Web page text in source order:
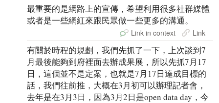
最重要的是網路上的宣傳，希望利用很多社群媒體
或者是一些網紅來跟民眾做一些更多的溝通。
Link in context Link
有關於時程的規劃，我們先抓了一下，上次談到7
月最後能夠到府裡面去辦成果展，所以先抓7月17
日，這個並不是定案，也就是7月17日達成目標的
話，我們往前推，大概在3月初可以辦理記者會，
去年是在3月3日，因為3月2日是open data day，今